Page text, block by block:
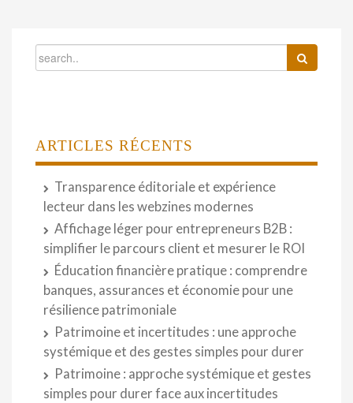
ARTICLES RÉCENTS
Transparence éditoriale et expérience
lecteur dans les webzines modernes
Affichage léger pour entrepreneurs B2B :
simplifier le parcours client et mesurer le ROI
Éducation financière pratique : comprendre
banques, assurances et économie pour une
résilience patrimoniale
Patrimoine et incertitudes : une approche
systémique et des gestes simples pour durer
Patrimoine : approche systémique et gestes
simples pour durer face aux incertitudes